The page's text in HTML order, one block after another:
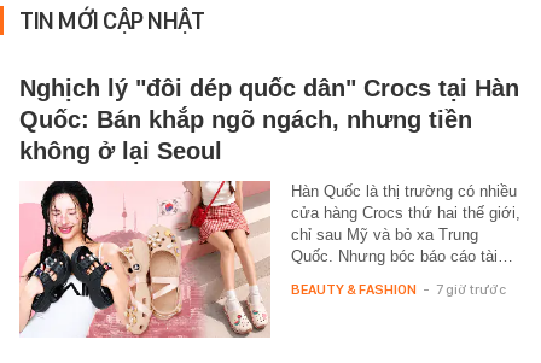
TIN MỚI CẬP NHẬT
Nghịch lý "đôi dép quốc dân" Crocs tại Hàn
Quốc: Bán khắp ngõ ngách, nhưng tiền
không ở lại Seoul
Hàn Quốc là thị trường có nhiều
cửa hàng Crocs thứ hai thế giới,
chỉ sau Mỹ và bỏ xa Trung
Quốc. Nhưng bóc báo cáo tài…
BEAUTY & FASHION - 7 giờ trước